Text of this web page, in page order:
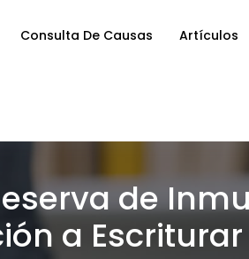
Consulta De Causas Artículos
de
a Escriturar